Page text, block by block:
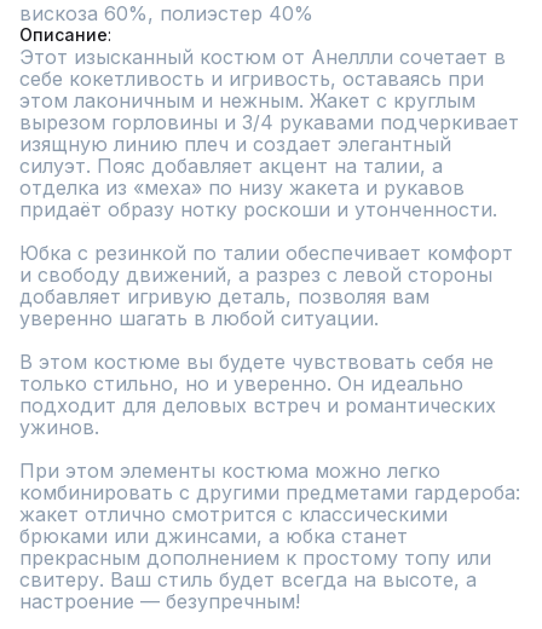
вискоза 60%, полиэстер 40%
Описание
Этот изысканный костюм от Анеллли сочетает в
себе кокетливость и игривость, оставаясь при
этом лаконичным и нежным. Жакет с круглым
вырезом горловины и 3/4 рукавами подчеркивает
изящную линию плеч и создает элегантный
силуэт. Пояс добавляет акцент на талии, а
отделка из «меха» по низу жакета и рукавов
придаёт образу нотку роскоши и утонченности.
Юбка с резинкой по талии обеспечивает комфорт
и свободу движений, а разрез с левой стороны
добавляет игривую деталь, позволяя вам
уверенно шагать в любой ситуации.
В этом костюме вы будете чувствовать себя не
только стильно, но и уверенно. Он идеально
подходит для деловых встреч и романтических
ужинов.
При этом элементы костюма можно легко
комбинировать с другими предметами гардероба:
жакет отлично смотрится с классическими
брюками или джинсами, а юбка станет
прекрасным дополнением к простому топу или
свитеру. Ваш стиль будет всегда на высоте, а
настроение — безупречным!